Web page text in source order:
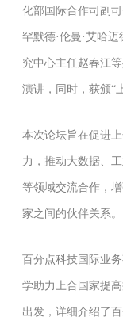
化部国际合作司副
罕默德·伦曼·艾哈
究中心主任赵春江
演讲，同时，获颁“
本次论坛旨在促进
力，推动大数据、
等领域交流合作，
家之间的伙伴关系。
百分点科技国际业
学助力上合国家提
出发，详细介绍了